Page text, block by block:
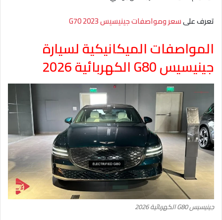
تعرف علىسعر ومواصفات جينيسيس G70 2023
المواصفات الميكانيكية لسيارة
جينيسيس G80 الكهربائية 2026
جينيسيس G80 الكهربائية 2026